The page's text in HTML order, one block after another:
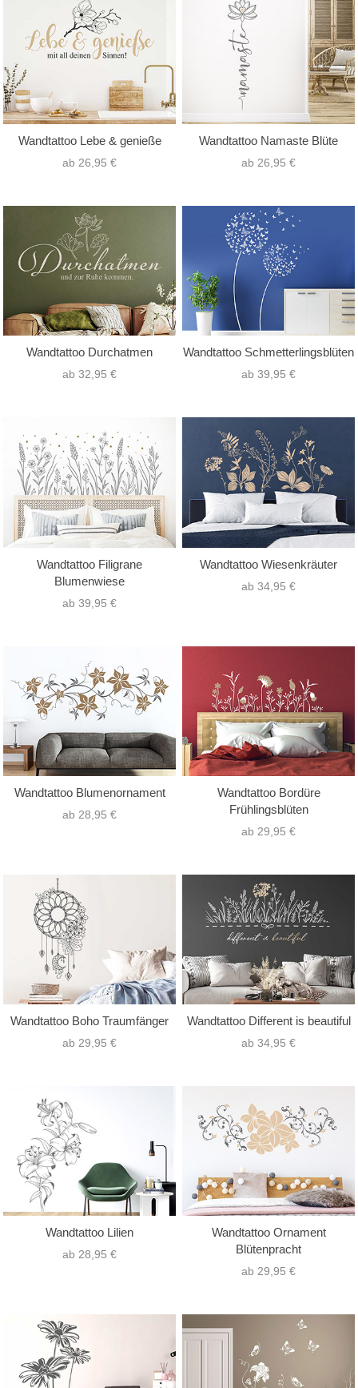
Wandtattoo Lebe & genieße
ab 26,95 €
Wandtattoo Namaste Blüte
ab 26,95 €
Wandtattoo Durchatmen
ab 32,95 €
Wandtattoo Schmetterlingsblüten
ab 39,95 €
Wandtattoo Filigrane
Blumenwiese
ab 39,95 €
Wandtattoo Wiesenkräuter
ab 34,95 €
Wandtattoo Blumenornament
ab 28,95 €
Wandtattoo Bordüre
Frühlingsblüten
ab 29,95 €
Wandtattoo Boho Traumfänger
ab 29,95 €
Wandtattoo Different is beautiful
ab 34,95 €
Wandtattoo Lilien
ab 28,95 €
Wandtattoo Ornament
Blütenpracht
ab 29,95 €